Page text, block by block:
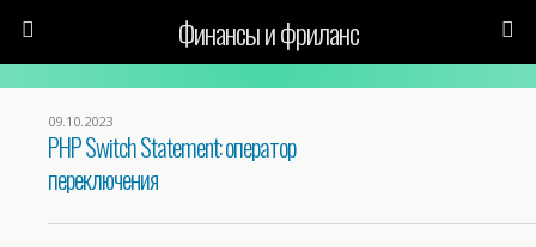
Финансы и фриланс
09.10.2023
PHP Switch Statement: оператор
переключения